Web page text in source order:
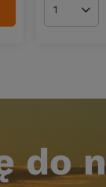
Ilość
do